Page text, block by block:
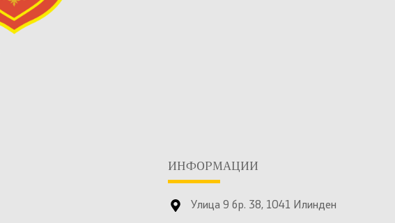
ИНФОРМАЦИИ
Улица 9 бр. 38, 1041 Илинден